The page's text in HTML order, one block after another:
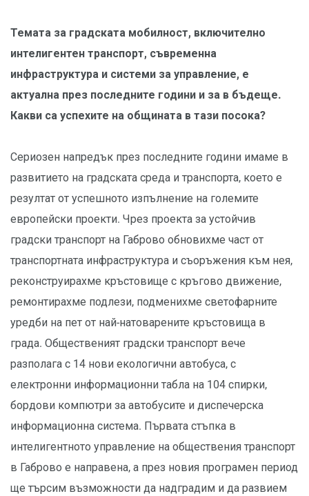
Темата за градската мобилност, включително
интелигентен транспорт, съвременна
инфраструктура и системи за управление, е
актуална през последните години и за в бъдеще.
Какви са успехите на общината в тази посока?
Сериозен напредък през последните години имаме в
развитието на градската среда и транспорта, което е
резултат от успешното изпълнение на големите
европейски проекти. Чрез проекта за устойчив
градски транспорт на Габрово обновихме част от
транспортната инфраструктура и съоръжения към нея,
реконструирахме кръстовище с кръгово движение,
ремонтирахме подлези, подменихме светофарните
уредби на пет от най-натоварените кръстовища в
града. Общественият градски транспорт вече
разполага с 14 нови екологични автобуса, с
електронни информационни табла на 104 спирки,
бордови компютри за автобусите и диспечерска
информационна система. Първата стъпка в
интелигентното управление на обществения транспорт
в Габрово е направена, а през новия програмен период
ще търсим възможности да надградим и да развием